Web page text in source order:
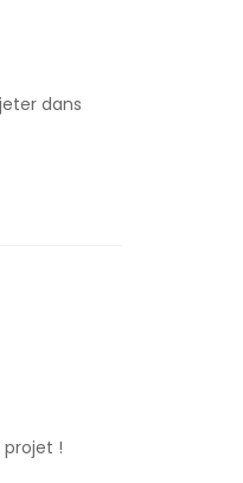
dans
projet !